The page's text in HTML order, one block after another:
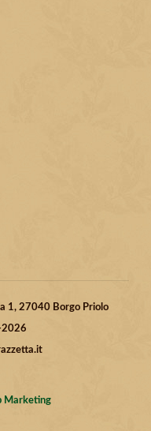
1, 27040 Borgo Priolo
2026
Marketing